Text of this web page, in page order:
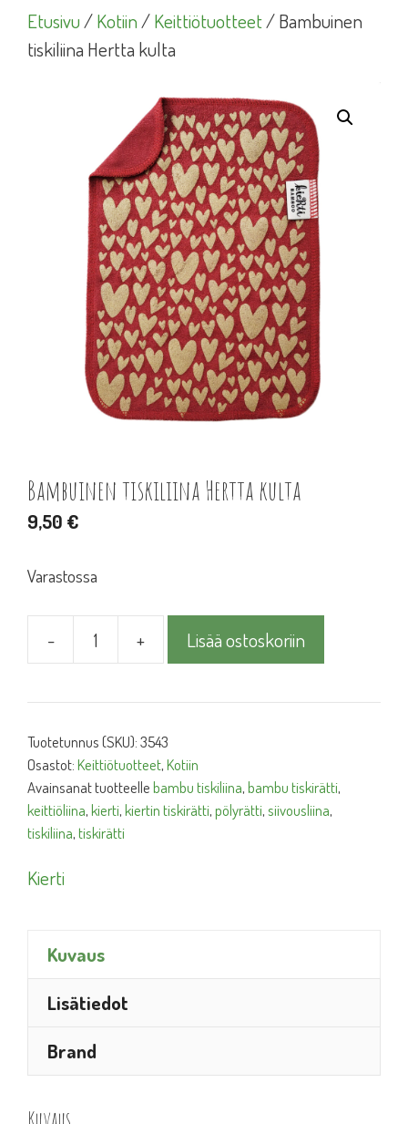
Etusivu/Kotiin/Keittiötuotteet/ Bambuinen
tiskiliina Hertta kulta
Bambuinen tiskiliina Hertta kulta
9,50 €
Varastossa
-
Bambuinen
Hertta
kulta
määrä
+ Lisää ostoskoriin
Tuotetunnus (SKU):3543
Osastot:Keittiötuotteet,Kotiin
Avainsanat tuotteellebambu tiskiliina,bambu tiskirätti,
keittiöliina,kierti,kiertin tiskirätti,pölyrätti,siivousliina,
tiskiliina,tiskirätti
Kierti
Kuvaus
Lisätiedot
Brand